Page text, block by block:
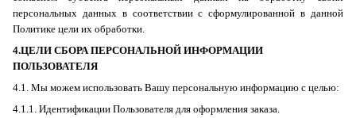
персональных данных в соответствии с сформулированной в данной
Политике цели их обработки.
4.ЦЕЛИ СБОРА ПЕРСОНАЛЬНОЙ ИНФОРМАЦИИ
ПОЛЬЗОВАТЕЛЯ
4.1. Мы можем использовать Вашу персональную информацию с целью:
4.1.1. Идентификации Пользователя для оформления заказа.